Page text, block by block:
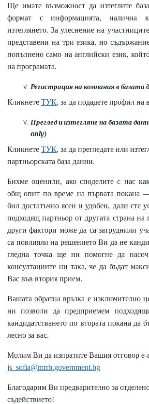
Ще имате възможност да изтеглите
формат с информацията, налична
изтеглянето. За улеснение на
представени на три езика, но
попълненосамо на английски език,
на програмата.
Регистрация на компания в базата
Кликнете ТУК, за да подадете профил на
Преглед и изтегляне на базата
only)
Кликнете ТУК, за да прегледате или
партньорската база данни.
Бихме оценили, ако споделите с нас
общ опит по време на първата покана
бил достатъчно ясен и удобен, дали сте
подходящ партньор от другата страна на
други фактори може да са затруднили
са повлияли на решението Ви да не
гледна точка ще ни помогне да
консултациите ни така, че да бъдат
Вас във втория прием.
Вашата обратна връзка е изключително
ни позволи да предприемем
кандидатстването по втората покана да
лесно за вас.
Молим Ви да изпратите Вашия отговор е-
js_sofia@mrrb.government.bg
Благодарим Ви предварително за
съдействието!